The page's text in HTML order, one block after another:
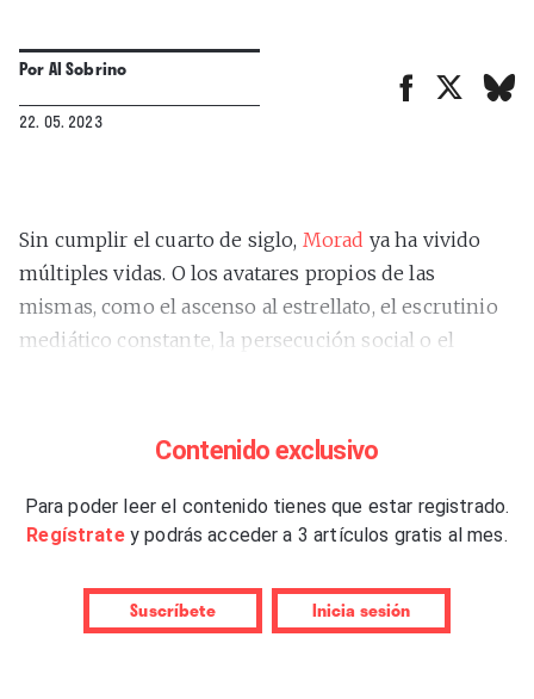
PorAl Sobrino
22. 05. 2023
Sin cumplir el cuarto de siglo, Morad ya ha vivido
múltiples vidas. O los avatares propios de las
mismas, como el ascenso al estrellato, el escrutinio
mediático constante, la persecución social o el
ha ido contestando construyendo su propio camino
sea colar canciones en el FIFA, colaborar con marcas
deportivas o ponerse Francia –un país en el que el
ejemplo. Por eso, que su segundo larga duración
lleve como título“Reinsertado”no puede ser
Contenido exclusivo
Para poder leer el contenido tienes que estar registrado.
Regístrate y podrás acceder a 3 artículos gratis al mes.
Suscríbete Inicia sesión